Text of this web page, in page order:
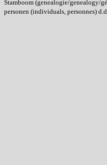
Stamboom (genealogie/genealogy/
personen (individuals, personnes)